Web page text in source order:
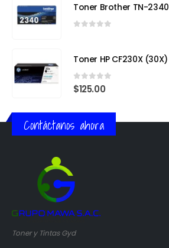
Toner Brother TN-2340
0out of 5
$125.00
Contáctanos ahora
Toner y Tintas Gyd